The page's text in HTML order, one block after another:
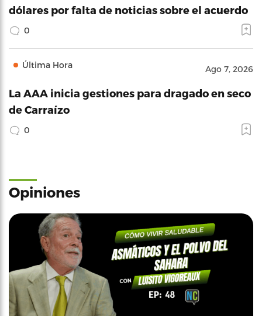
dólares por falta de noticias sobre el acuerdo
0
Última Hora Ago 7, 2026
La AAA inicia gestiones para dragado en seco
de Carraízo
0
Opiniones